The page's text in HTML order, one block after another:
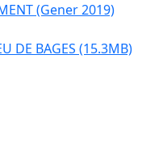
(Gener 2019)
DE BAGES (15.3MB)